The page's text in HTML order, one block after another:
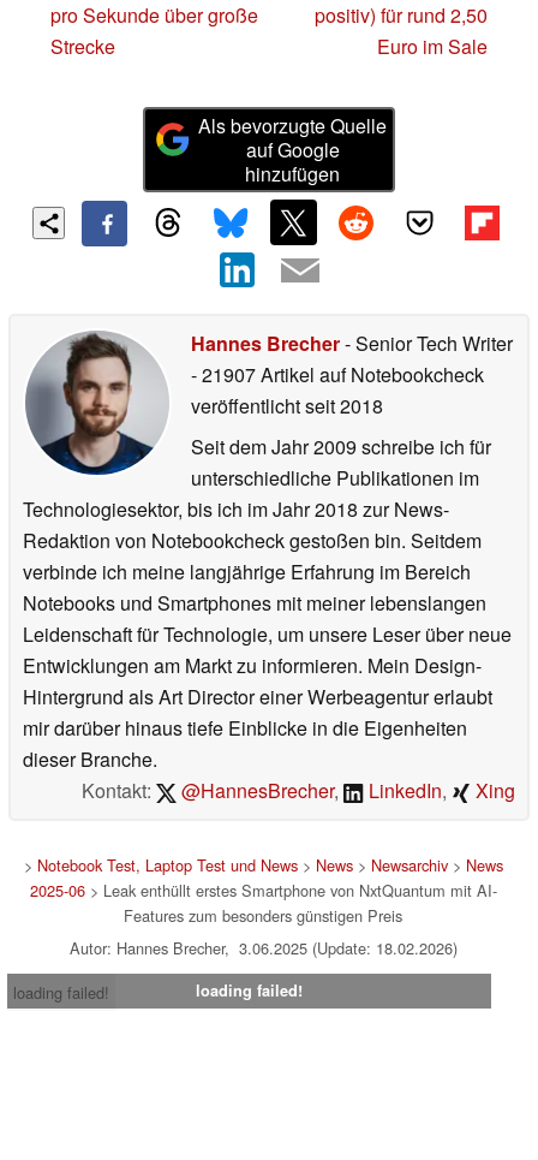
pro Sekunde über große
Strecke
positiv) für rund 2,50
Euro im Sale
Als bevorzugte Quelle
auf Google
hinzufügen
Hannes Brecher- Senior Tech Writer
- 21907 Artikel auf Notebookcheck
veröffentlichtseit 2018
Seit dem Jahr 2009 schreibe ich für
unterschiedliche Publikationen im
Technologiesektor, bis ich im Jahr 2018 zur News-
Redaktion von Notebookcheck gestoßen bin. Seitdem
verbinde ich meine langjährige Erfahrung im Bereich
Notebooks und Smartphones mit meiner lebenslangen
Leidenschaft für Technologie, um unsere Leser über neue
Entwicklungen am Markt zu informieren. Mein Design-
Hintergrund als Art Director einer Werbeagentur erlaubt
mir darüber hinaus tiefe Einblicke in die Eigenheiten
dieser Branche.
Kontakt:
@HannesBrecher, LinkedIn, Xing
> Notebook Test, Laptop Test und News> News> Newsarchiv> News
2025-06> Leak enthüllt erstes Smartphone von NxtQuantum mit AI-
Features zum besonders günstigen Preis
Autor: Hannes Brecher, 3.06.2025 (Update: 18.02.2026)
loading failed!
loading failed!